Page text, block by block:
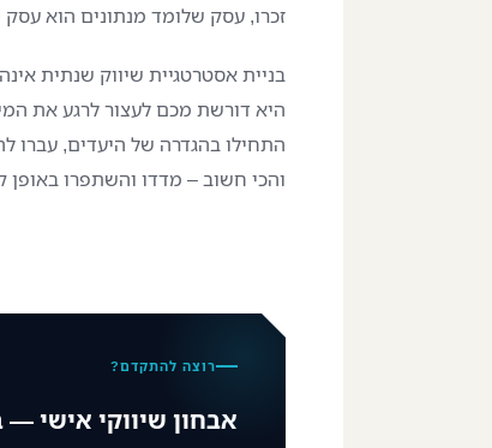
זכרו, עסק שלומד מנתונים הוא
בניית אסטרטגיית שיווק שנתית
היא דורשת מכם לעצור לרגע את
התחילו בהגדרה של היעדים, עברו
והכי חשוב – מדדו והשתפרו באופן
רוצה להתקדם?
אבחון שיווקי אישי